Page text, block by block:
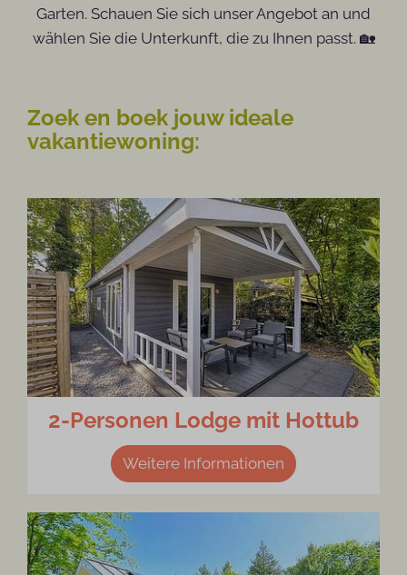
Garten. Schauen Sie sich unser Angebot an und
wählen Sie die Unterkunft, die zu Ihnen passt. 🏡
Zoek en boek jouw ideale
vakantiewoning:
2-Personen Lodge mit Hottub
Weitere Informationen